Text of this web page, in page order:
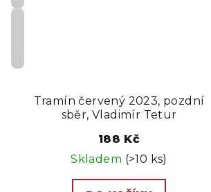
Tramín červený 2023, pozdní
sběr, Vladimír Tetur
188 Kč
Skladem (>10 ks)